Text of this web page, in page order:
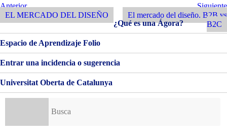
Navegación
de
entradas
Entrada
Anterior
Anterior
EL MERCADO DEL DISEÑO
Siguiente
Entrada
Siguiente
El mercado del diseño. B2B vs
B2C
¿Qué es una Ágora?
Espacio de Aprendizaje Folio
Entrar una incidencia o sugerencia
Universitat Oberta de Catalunya